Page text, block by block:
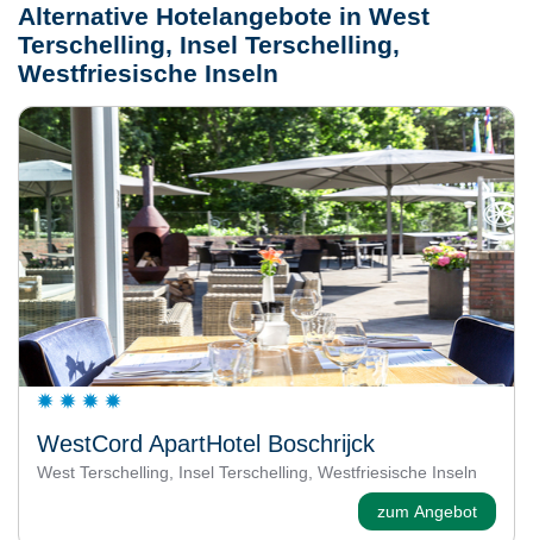
Alternative Hotelangebote in West
Terschelling, Insel Terschelling,
Westfriesische Inseln
WestCord ApartHotel Boschrijck
West Terschelling, Insel Terschelling, Westfriesische Inseln
zum Angebot